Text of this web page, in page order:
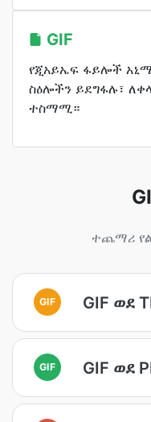
GIF
የጂአይኤፍ ፋይሎች
ስዕሎችን ይደግፋሉ፣
ተስማሚ።
ተጨማሪ
GIF GIF ወደ
GIF GIF ወደ